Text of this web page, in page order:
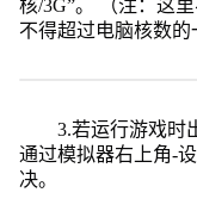
核/3G”。 （注：这
不得超过电脑核数的
3.若运行游戏时
通过模拟器右上角-
决。